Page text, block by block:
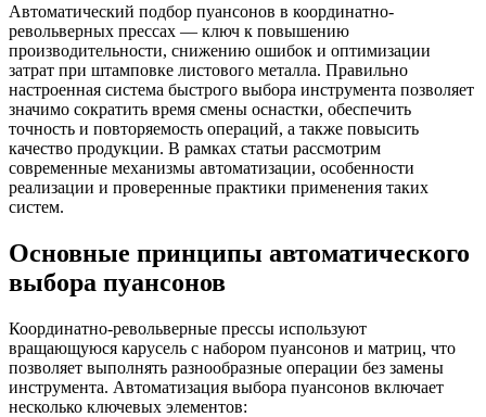
Автоматический подбор пуансонов в координатно-
револьверных прессах — ключ к повышению
производительности, снижению ошибок и оптимизации
затрат при штамповке листового металла. Правильно
настроенная система быстрого выбора инструмента позволяет
значимо сократить время смены оснастки, обеспечить
точность и повторяемость операций, а также повысить
качество продукции. В рамках статьи рассмотрим
современные механизмы автоматизации, особенности
реализации и проверенные практики применения таких
систем.
Основные принципы автоматического
выбора пуансонов
Координатно-револьверные прессы используют
вращающуюся карусель с набором пуансонов и матриц, что
позволяет выполнять разнообразные операции без замены
инструмента. Автоматизация выбора пуансонов включает
несколько ключевых элементов: